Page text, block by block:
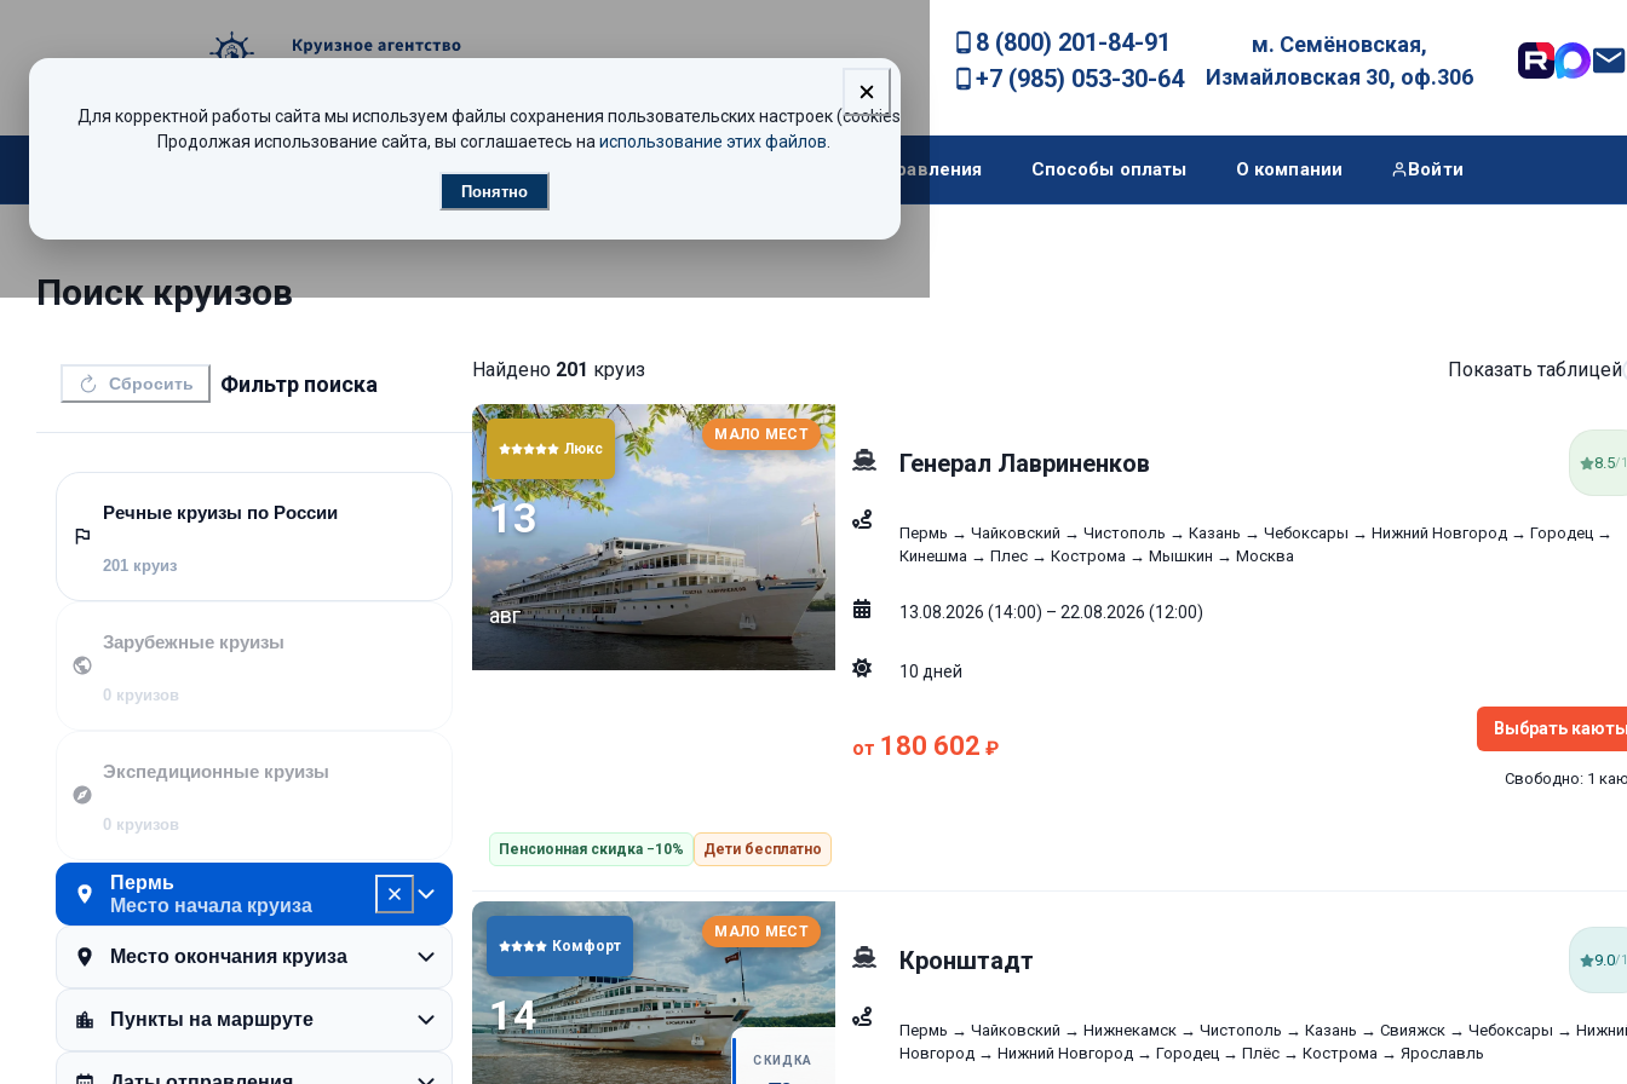
8 (800) 201-84-91
+7 (985) 053-30-64
м. Семёновская,
Измайловская 30, оф.306
Видеообзоры Рекомендации Направления Способы оплаты О компании Войти
Поиск круизов
Сбросить Фильтр поиска
Речные круизы по России
201 круиз
Зарубежные круизы
0 круизов
Экспедиционные круизы
0 круизов
Пермь
Место начала круиза
Место окончания круиза
Пункты на маршруте
Найдено 201 круиз Показать таблицей
Люкс
МАЛО МЕСТ
13
авг
Генерал Лавриненков 8.5/
Пермь → Чайковский → Чистополь → Казань → Чебоксары → Нижний Новгород → Городец →
Кинешма → Плес → Кострома → Мышкин → Москва
13.08.2026 (14:00) – 22.08.2026 (12:00)
10 дней
от 180 602 ₽
Выбрать
Свободно: 1
Пенсионная скидка −10% Дети бесплатно
СКИДКА
Комфорт
МАЛО МЕСТ
14
Кронштадт 9.0/
Пермь → Чайковский → Нижнекамск → Чистополь → Казань → Свияжск → Чебоксары →
Новгород → Нижний Новгород → Городец → Плёс → Кострома → Ярославль
Для корректной работы сайта мы используем файлы сохранения пользовательских настроек (cookies).
Продолжая использование сайта, вы соглашаетесь на использование этих файлов
Понятно